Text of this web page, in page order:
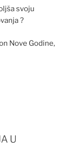
svoju
?
Nove Godine,
U